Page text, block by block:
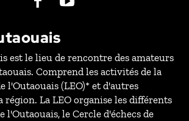
est le lieu de rencontre des amateurs
Comprend les activités de la
l'Outaouais (LEO)* et d'autres
région. La LEO organise les différents
l'Outaouais, le Cercle d'échecs de